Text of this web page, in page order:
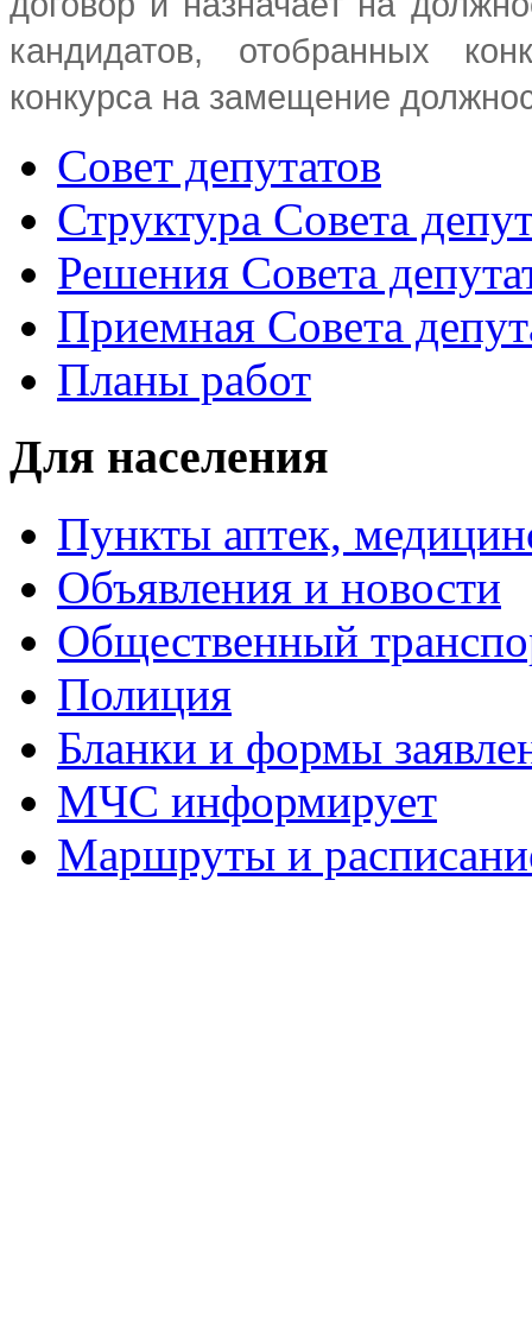
кандидатов, отобранных
конкурса на замещение
Совет депутатов
Структура Совета
Решения Совета
Приемная Совета
Планы работ
Для населения
Пункты аптек,
Объявления и новости
Общественный
Полиция
Бланки и формы
МЧС информирует
Маршруты и